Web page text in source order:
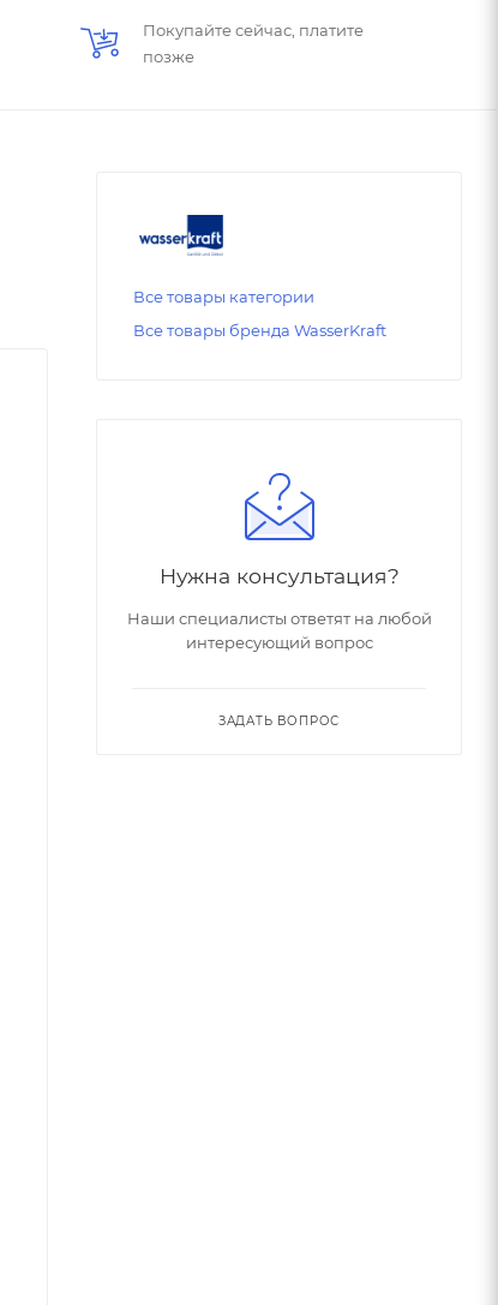
Покупайте сейчас, платите
позже
Все товары категории
Все товары бренда WasserKraft
Нужна консультация?
Наши специалисты ответят на любой
интересующий вопрос
ЗАДАТЬ ВОПРОС